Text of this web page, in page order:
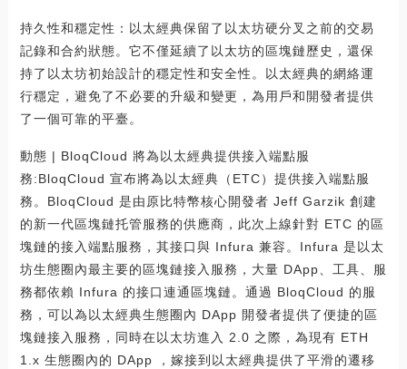
持久性和穩定性：以太經典保留了以太坊硬分叉之前的交易
記錄和合約狀態。它不僅延續了以太坊的區塊鏈歷史，還保
持了以太坊初始設計的穩定性和安全性。以太經典的網絡運
行穩定，避免了不必要的升級和變更，為用戶和開發者提供
了一個可靠的平臺。
動態 | BloqCloud 將為以太經典提供接入端點服
務:BloqCloud 宣布將為以太經典（ETC）提供接入端點服
務。BloqCloud 是由原比特幣核心開發者 Jeff Garzik 創建
的新一代區塊鏈托管服務的供應商，此次上線針對 ETC 的區
塊鏈的接入端點服務，其接口與 Infura 兼容。Infura 是以太
坊生態圈內最主要的區塊鏈接入服務，大量 DApp、工具、服
務都依賴 Infura 的接口連通區塊鏈。通過 BloqCloud 的服
務，可以為以太經典生態圈內 DApp 開發者提供了便捷的區
塊鏈接入服務，同時在以太坊進入 2.0 之際，為現有 ETH
1.x 生態圈內的 DApp ，嫁接到以太經典提供了平滑的遷移